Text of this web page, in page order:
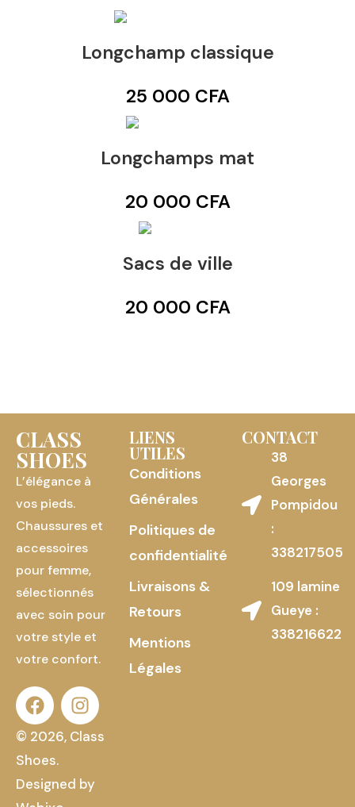
Longchamp classique
25 000 CFA
Longchamps mat
20 000 CFA
Sacs de ville
20 000 CFA
CLASS
SHOES
L’élégance à
vos pieds.
Chaussures et
accessoires
pour femme,
sélectionnés
avec soin pour
votre style et
votre confort.
© 2026, Class
Shoes.
Designed by
LIENS
UTILES
Conditions
Générales
Politiques de
confidentialité
Livraisons &
Retours
Mentions
Légales
CONTACT
38
Georges
Pompidou
:
338217505
109 lamine
Gueye :
338216622